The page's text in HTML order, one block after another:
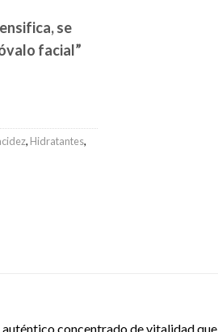
se
facial”
, Hidratantes,
concentrado de vitalidad que